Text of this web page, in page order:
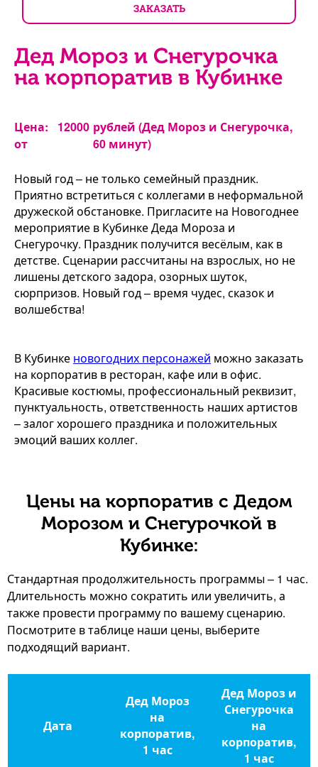
ЗАКАЗАТЬ
Дед Мороз и Снегурочка
на корпоратив в Кубинке
Цена:
от
12000 рублей (Дед Мороз и Снегурочка,
60 минут)
Новый год – не только семейный праздник.
Приятно встретиться с коллегами в неформальной
дружеской обстановке. Пригласите на Новогоднее
мероприятие в Кубинке Деда Мороза и
Снегурочку. Праздник получится весёлым, как в
детстве. Сценарии рассчитаны на взрослых, но не
лишены детского задора, озорных шуток,
сюрпризов. Новый год – время чудес, сказок и
волшебства!
В Кубинке новогодних персонажей можно заказать
на корпоратив в ресторан, кафе или в офис.
Красивые костюмы, профессиональный реквизит,
пунктуальность, ответственность наших артистов
– залог хорошего праздника и положительных
эмоций ваших коллег.
Цены на корпоратив с Дедом
Морозом и Снегурочкой в
Кубинке:
Стандартная продолжительность программы – 1 час.
Длительность можно сократить или увеличить, а
также провести программу по вашему сценарию.
Посмотрите в таблице наши цены, выберите
подходящий вариант.
Дата
Дед Мороз
на
корпоратив,
1 час
Дед Мороз и
Снегурочка
на
корпоратив,
1 час